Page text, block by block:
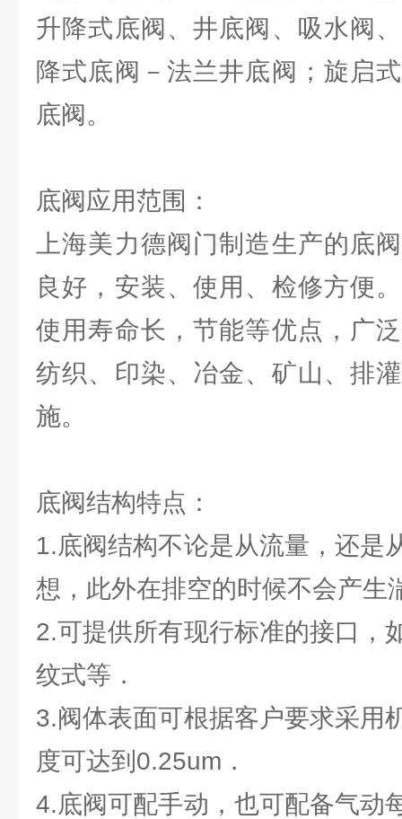
升降式底阀、井底阀、吸水阀
降式底阀－法兰井底阀；旋启
底阀。
底阀应用范围：
上海美力德阀门制造生产的底
良好，安装、使用、检修方便
使用寿命长，节能等优点，广
纺织、印染、冶金、矿山、排
施。
底阀结构特点：
1.底阀结构不论是从流量，还是
想，此外在排空的时候不会产生
2.可提供所有现行标准的接口，
纹式等．
3.阀体表面可根据客户要求采用
度可达到0.25um．
4.底阀可配手动，也可配备气动